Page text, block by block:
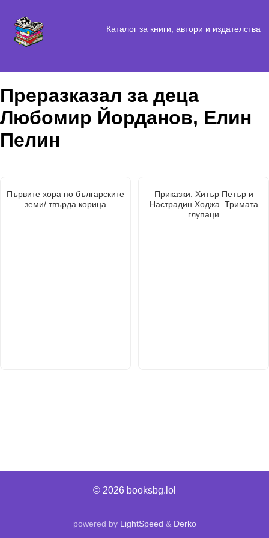
Каталог за книги, автори и издателства
Преразказал за деца
Любомир Йорданов, Елин
Пелин
Първите хора по българските
земи/ твърда корица
Приказки: Хитър Петър и
Настрадин Ходжа. Тримата
глупаци
© 2026 booksbg.lol
powered by LightSpeed & Derko